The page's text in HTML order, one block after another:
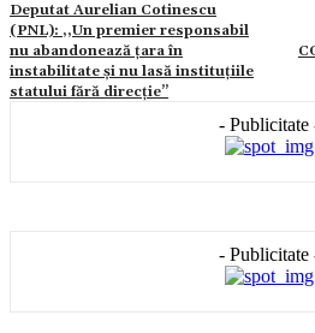
Deputat Aurelian Cotinescu
(PNL): ,,Un premier responsabil
nu abandonează țara în
instabilitate și nu lasă instituțiile
statului fără direcție’’
- Publicitate
- Publicitate